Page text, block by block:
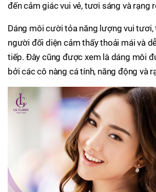
đến cảm giác vui vẻ, tươi sáng và rạng
Dáng môi cười tỏa năng lượng vui
người đối diện cảm thấy thoải mái và
tiếp. Đây cũng được xem là dáng môi
bởi các cô nàng cá tính, năng động và